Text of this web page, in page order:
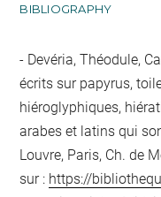
BIBLIOGRAPHY
Devéria, Théodule,
écrits sur papyrus,
hiéroglyphiques,
arabes et latins qui
Louvre, Paris, Ch. de
sur : https://